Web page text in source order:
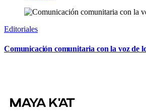
Editoriales
Comunicación comunitaria con la voz de